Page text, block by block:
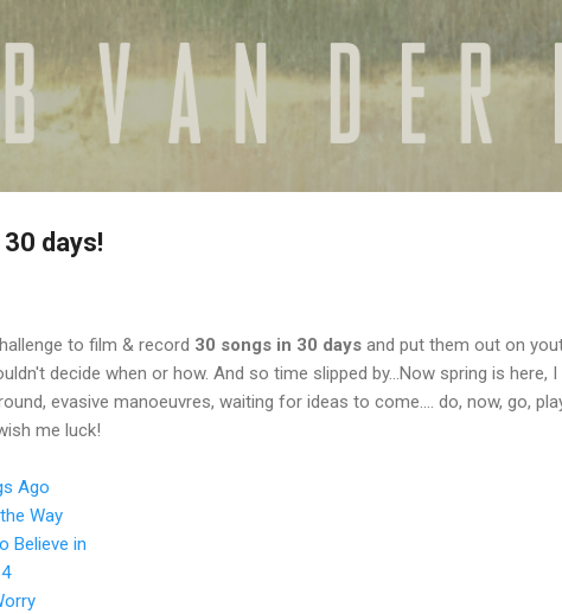
days!
to film & record 30 songs in 30 days and put them out on
decide when or how. And so time slipped by...Now spring is
evasive manoeuvres, waiting for ideas to come.... do, now, go,
me luck!
Ago
Way
Believe in